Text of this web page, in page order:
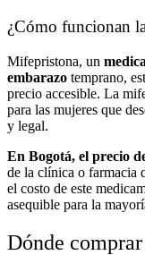
¿Cómo funcionan
Mifepristona, un
embarazo temprano,
precio accesible. La
para las mujeres que
y legal.
En Bogotá, el precio
de la clínica o farmacia
el costo de este
asequible para la
Dónde